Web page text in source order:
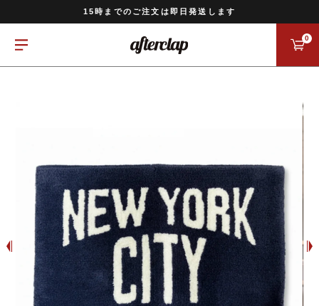
15時までのご注文は即日発送します
0